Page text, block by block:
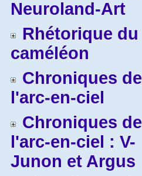
Neuroland-Art
Rhétorique du
caméléon
Chroniques de
l'arc-en-ciel
Chroniques de
l'arc-en-ciel : V-
Junon et Argus